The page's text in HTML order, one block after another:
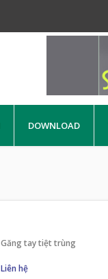
DOWNLOAD
Găng tay tiệt trùng
Liên hệ